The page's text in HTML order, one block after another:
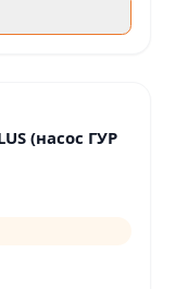
(насос ГУР